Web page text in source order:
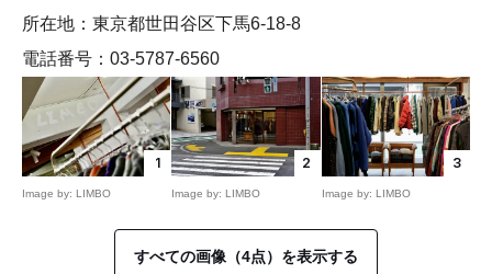
所在地：東京都世田谷区下馬6-18-8
電話番号：03-5787-6560
1
Image by: LIMBO
2
Image by: LIMBO
3
Image by: LIMBO
すべての画像（4点）を表示する